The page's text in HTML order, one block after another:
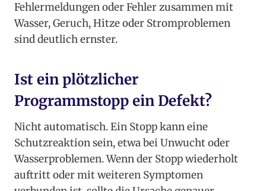
Fehlermeldungen oder Fehler zusammen mit
Wasser, Geruch, Hitze oder Stromproblemen
sind deutlich ernster.
Ist ein plötzlicher
Programmstopp ein Defekt?
Nicht automatisch. Ein Stopp kann eine
Schutzreaktion sein, etwa bei Unwucht oder
Wasserproblemen. Wenn der Stopp wiederholt
auftritt oder mit weiteren Symptomen